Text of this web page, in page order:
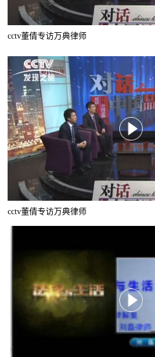
cctv董倩专访万典律师
cctv董倩专访万典律师